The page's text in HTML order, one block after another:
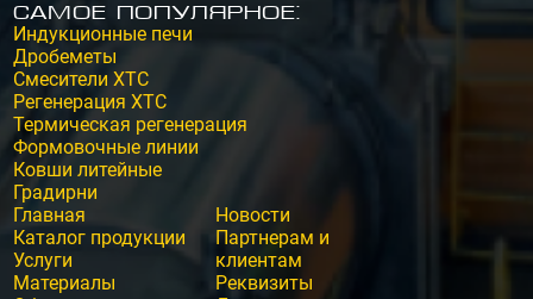
Самое популярное:
Индукционные печи
Дробеметы
Смесители ХТС
Регенерация ХТС
Термическая регенерация
Формовочные линии
Ковши литейные
Градирни
Главная
Каталог продукции
Услуги
Материалы
Новости
Партнерам и
клиентам
Реквизиты